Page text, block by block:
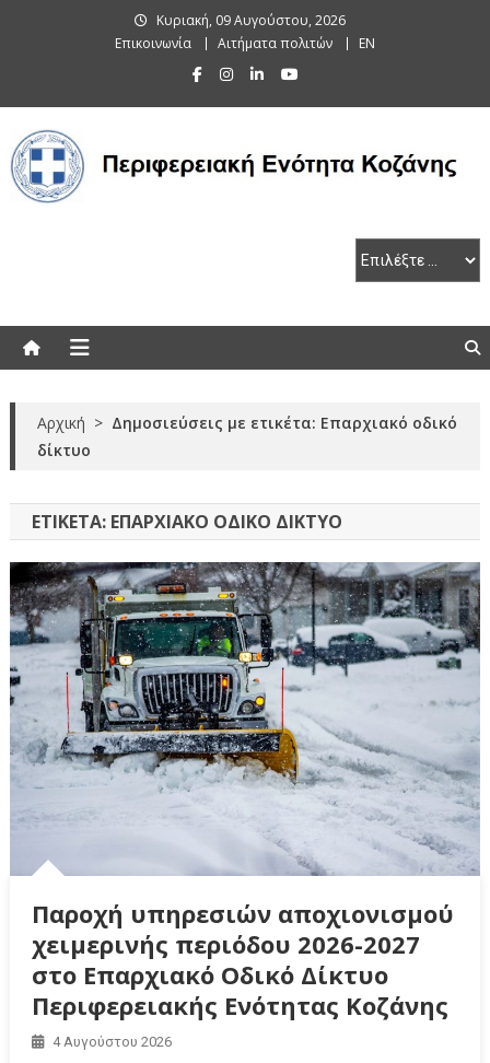
Κυριακή, 09 Αυγούστου, 2026
Επικοινωνία
Αιτήματα πολιτών EN
Αρχική > Δημοσιεύσεις με ετικέτα: Επαρχιακό οδικό
δίκτυο
ΕΤΙΚΈΤΑ: ΕΠΑΡΧΙΑΚΌ ΟΔΙΚΌ ΔΊΚΤΥΟ
Παροχή υπηρεσιών αποχιονισμού
χειμερινής περιόδου 2026-2027
στο Επαρχιακό Οδικό Δίκτυο
Περιφερειακής Ενότητας Κοζάνης
4 Αυγούστου 2026